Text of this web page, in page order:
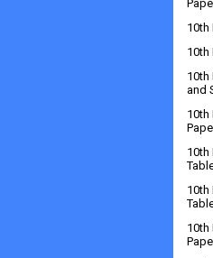
10th
10th
10th
and
10th
10th
10th
10th